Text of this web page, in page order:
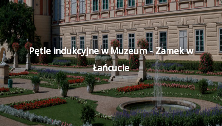
Pętle indukcyjne w Muzeum - Zamek w
Łańcucie